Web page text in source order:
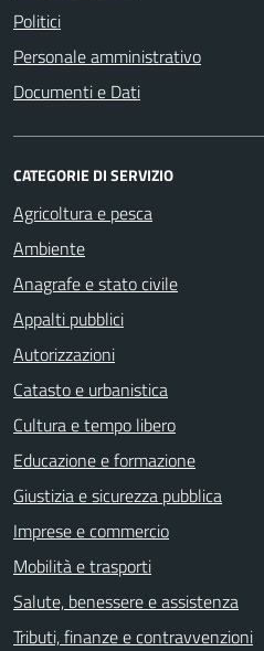
Politici
Personale amministrativo
Documenti e Dati
CATEGORIE DI SERVIZIO
Agricoltura e pesca
Ambiente
Anagrafe e stato civile
Appalti pubblici
Autorizzazioni
Catasto e urbanistica
Cultura e tempo libero
Educazione e formazione
Giustizia e sicurezza pubblica
Imprese e commercio
Mobilità e trasporti
Salute, benessere e assistenza
Tributi, finanze e contravvenzioni